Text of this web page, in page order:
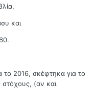
και
το 2016, σκέφτηκα για το
(αν και